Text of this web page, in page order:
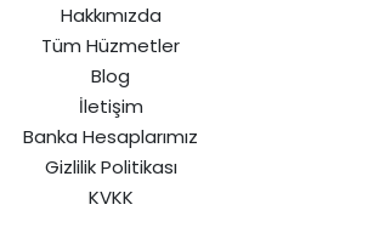
Hakkımızda
Tüm Hüzmetler
Blog
İletişim
Banka Hesaplarımız
Gizlilik Politikası
KVKK